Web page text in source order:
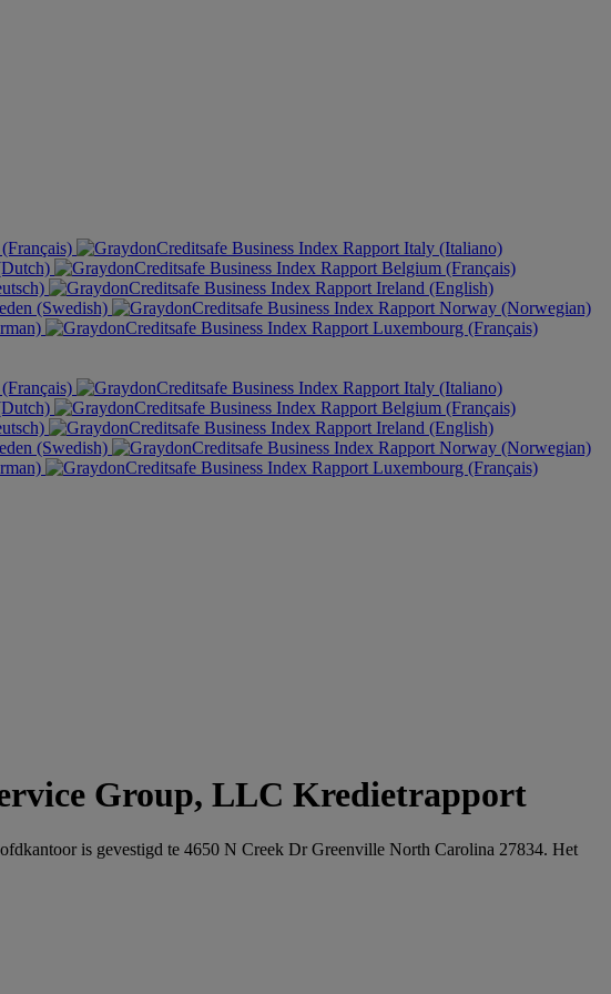
Italy (Italiano)
Belgium (Français)
Ireland (English)
(Swedish)
Norway (Norwegian)
Luxembourg (Français)
Italy (Italiano)
Belgium (Français)
Ireland (English)
(Swedish)
Norway (Norwegian)
Luxembourg (Français)
Group, LLC Kredietrapport
is gevestigd te 4650 N Creek Dr Greenville North Carolina 27834. Het